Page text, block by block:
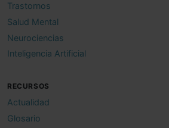
Trastornos
Salud Mental
Neurociencias
Inteligencia Artificial
RECURSOS
Actualidad
Glosario